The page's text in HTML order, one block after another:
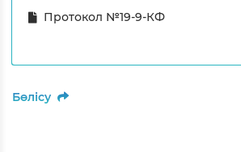
Протокол №19-9-КФ
Бөлісу